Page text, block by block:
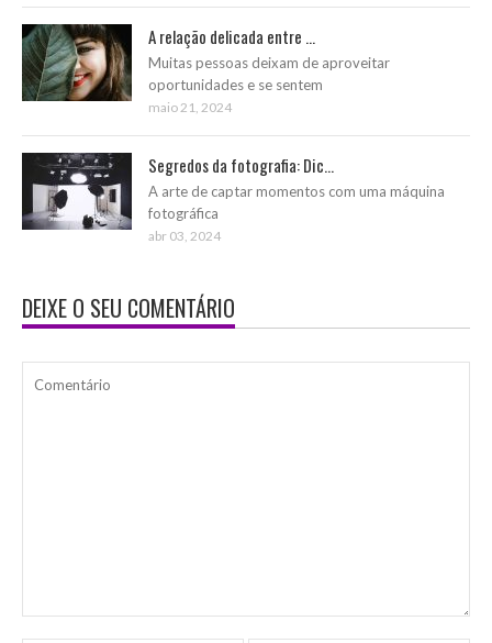
A relação delicada entre ...
Muitas pessoas deixam de aproveitar
oportunidades e se sentem
maio 21, 2024
Segredos da fotografia: Dic...
A arte de captar momentos com uma máquina
fotográfica
abr 03, 2024
DEIXE O SEU COMENTÁRIO